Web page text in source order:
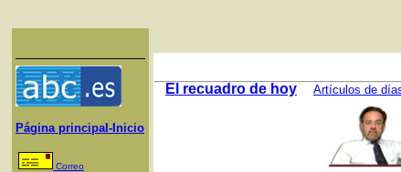
Página principal-Inicio
Correo
El recuadro de hoy Artículos de